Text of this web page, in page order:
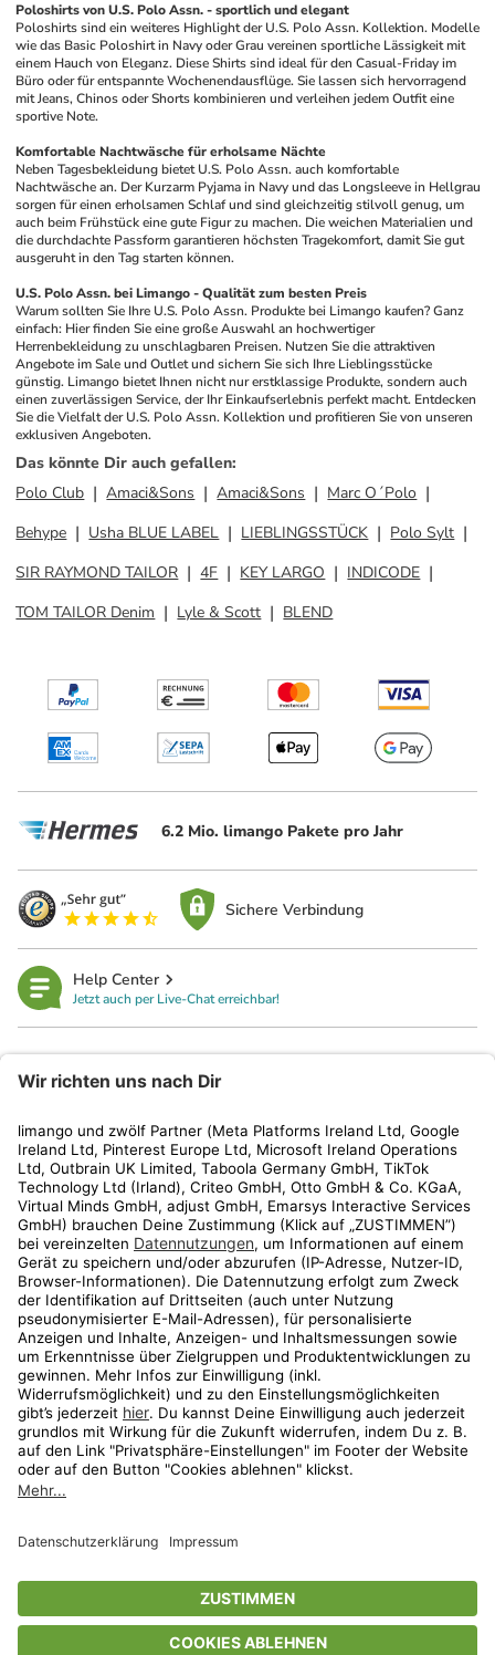
Poloshirts von U.S. Polo Assn. - sportlich und elegant
Poloshirts sind ein weiteres Highlight der U.S. Polo Assn. Kollektion. Modelle
wie das Basic Poloshirt in Navy oder Grau vereinen sportliche Lässigkeit mit
einem Hauch von Eleganz. Diese Shirts sind ideal für den Casual-Friday im
Büro oder für entspannte Wochenendausflüge. Sie lassen sich hervorragend
mit Jeans, Chinos oder Shorts kombinieren und verleihen jedem Outfit eine
sportive Note.
Komfortable Nachtwäsche für erholsame Nächte
Neben Tagesbekleidung bietet U.S. Polo Assn. auch komfortable
Nachtwäsche an. Der Kurzarm Pyjama in Navy und das Longsleeve in Hellgrau
sorgen für einen erholsamen Schlaf und sind gleichzeitig stilvoll genug, um
auch beim Frühstück eine gute Figur zu machen. Die weichen Materialien und
die durchdachte Passform garantieren höchsten Tragekomfort, damit Sie gut
ausgeruht in den Tag starten können.
U.S. Polo Assn. bei Limango - Qualität zum besten Preis
Warum sollten Sie Ihre U.S. Polo Assn. Produkte bei Limango kaufen? Ganz
einfach: Hier finden Sie eine große Auswahl an hochwertiger
Herrenbekleidung zu unschlagbaren Preisen. Nutzen Sie die attraktiven
Angebote im Sale und Outlet und sichern Sie sich Ihre Lieblingsstücke
günstig. Limango bietet Ihnen nicht nur erstklassige Produkte, sondern auch
einen zuverlässigen Service, der Ihr Einkaufserlebnis perfekt macht. Entdecken
Sie die Vielfalt der U.S. Polo Assn. Kollektion und profitieren Sie von unseren
exklusiven Angeboten.
Das könnte Dir auch gefallen:
Polo Club
Amaci&Sons Amaci&Sons
Marc O´Polo
Behype
Usha BLUE LABEL LIEBLINGSSTÜCK
Polo Sylt
SIR RAYMOND TAILOR
4F KEY LARGO
INDICODE
TOM TAILOR Denim
Lyle & Scott BLEND
6.2 Mio. limango Pakete pro Jahr
Sichere Verbindung
Help Center
Jetzt auch per Live-Chat erreichbar!
Kundenservice
Shop
Aktionen
Travel
* Streichpreise entsprechen der unverbindlichen Preisempfehlung des
Herstellers. Prozentangaben beziehen sich auf den Streichpreis.